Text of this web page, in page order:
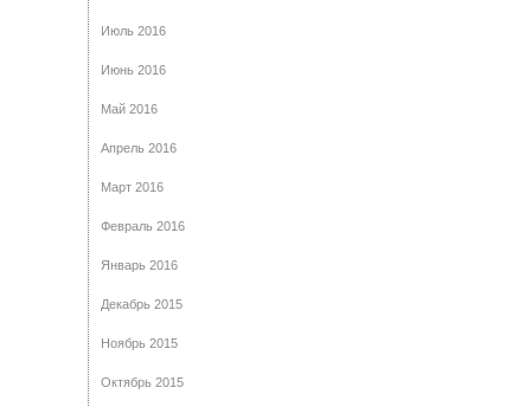
Июль 2016
Июнь 2016
Май 2016
Апрель 2016
Март 2016
Февраль 2016
Январь 2016
Декабрь 2015
Ноябрь 2015
Октябрь 2015